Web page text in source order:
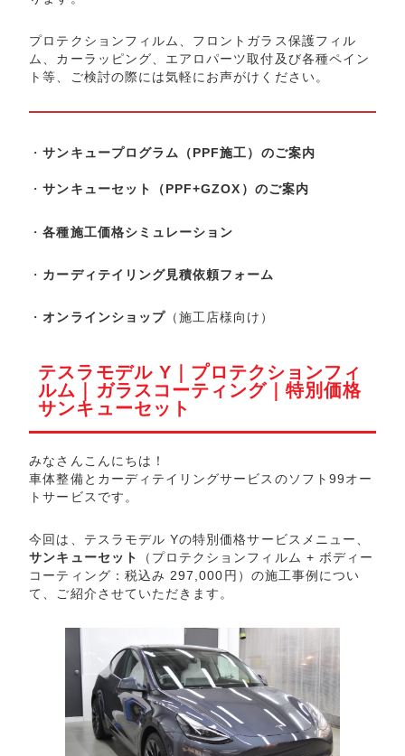
プロテクションフィルム、フロントガラス保護フィル
ム、カーラッピング、エアロパーツ取付及び各種ペイン
ト等、ご検討の際には気軽にお声がけください。
・サンキュープログラム（PPF施工）のご案内
・サンキューセット（PPF+GZOX）のご案内
・各種施工価格シミュレーション
・ カーディテイリング見積依頼フォーム
・オンラインショップ （施工店様向け）
テスラモデル Y｜プロテクションフィ
ルム｜ガラスコーティング｜特別価格
サンキューセット
みなさんこんにちは！
車体整備とカーディテイリングサービスのソフト99オー
トサービスです。
今回は、テスラモデル Yの特別価格サービスメニュー、
サンキューセット
（プロテクションフィルム + ボディー
コーティング：税込み 297,000円）の施工事例につい
て、ご紹介させていただきます。